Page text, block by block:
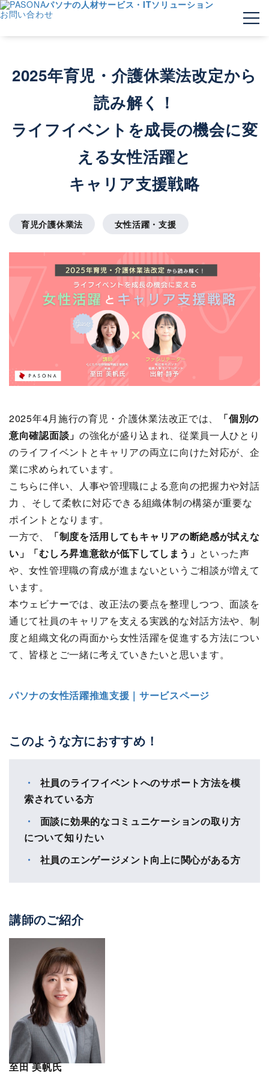
パソナの人材サービス・ITソリューション
お問い合わせ
2025年育児・介護休業法改定から
読み解く！
ライフイベントを成長の機会に変
える女性活躍と
キャリア支援戦略
育児介護休業法 女性活躍・支援
2025年4月施行の育児・介護休業法改正では、
「個別の
意向確認面談」 の強化が盛り込まれ、従業員一人ひとり
のライフイベントとキャリアの両立に向けた対応が、企
業に求められています。
こちらに伴い、人事や管理職による意向の把握力や対話
力 、そして柔軟に対応できる組織体制の構築が重要な
ポイントとなります。
一方で、
「制度を活用してもキャリアの断絶感が拭えな
い」「むしろ昇進意欲が低下してしまう」 といった声
や、女性管理職の育成が進まないというご相談が増えて
います。
本ウェビナーでは、改正法の要点を整理しつつ、面談を
通じて社員のキャリアを支える実践的な対話方法や、制
度と組織文化の両面から女性活躍を促進する方法につい
て、皆様とご一緒に考えていきたいと思います。
パソナの女性活躍推進支援｜サービスページ
このような方におすすめ！
社員のライフイベントへのサポート方法を模
索されている方
面談に効果的なコミュニケーションの取り方
について知りたい
社員のエンゲージメント向上に関心がある方
講師のご紹介
至田 美帆氏